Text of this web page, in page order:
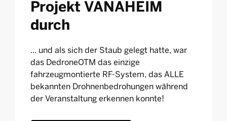
Projekt VANAHEIM
durch
... und als sich der Staub gelegt hatte, war
das DedroneOTM das einzige
fahrzeugmontierte RF-System, das ALLE
bekannten Drohnenbedrohungen während
der Veranstaltung erkennen konnte!